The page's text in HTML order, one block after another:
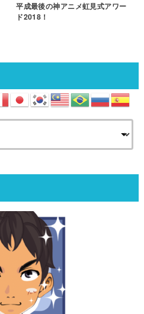
平成最後の神アニメ虹見式アワー
ド2018！